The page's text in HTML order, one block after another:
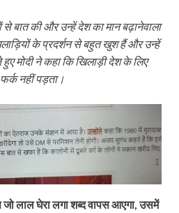
से बात की और उन्हें देश का मान बढ़ानेवाला
के प्रदर्शन से बहुत खुश हैं और उन्हें
हुए मोदी ने कहा कि खिलाड़ी देश के लिए
नहीं पड़ता।
लाल घेरा लगा शब्द वापस आएगा, उसमें